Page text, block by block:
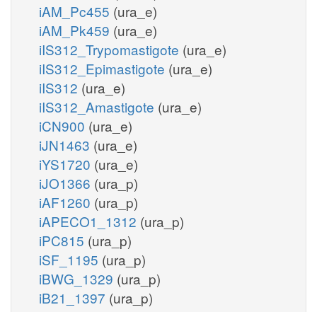
iAM_Pc455 (ura_e)
iAM_Pk459 (ura_e)
iIS312_Trypomastigote (ura_e)
iIS312_Epimastigote (ura_e)
iIS312 (ura_e)
iIS312_Amastigote (ura_e)
iCN900 (ura_e)
iJN1463 (ura_e)
iYS1720 (ura_e)
iJO1366 (ura_p)
iAF1260 (ura_p)
iAPECO1_1312 (ura_p)
iPC815 (ura_p)
iSF_1195 (ura_p)
iBWG_1329 (ura_p)
iB21_1397 (ura_p)